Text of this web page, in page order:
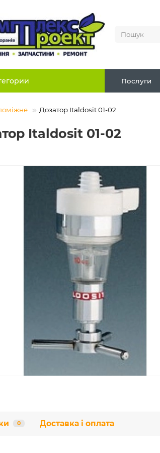
Послуги
Дозатор Italdosit 01-02
Italdosit 01-02
0 Доставка і оплата